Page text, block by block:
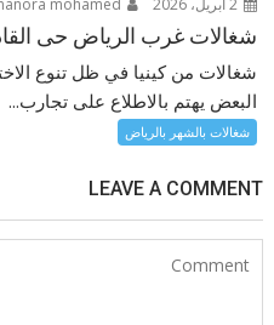
شغالات غرب الرياض حى القادسيه
شغالات من كينيا في ظل تنوع
البعض يهتم بالاطلاع على تجارب...
شغالات بالشهر بالرياض
LEAVE A COMMENT